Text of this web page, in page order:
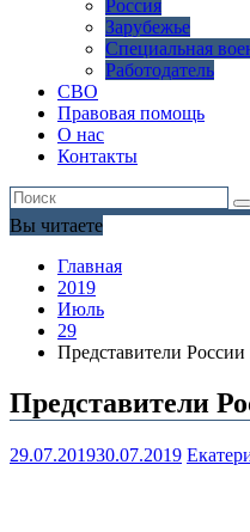
Россия
Зарубежье
Специальная
Работодатель
СВО
Правовая помощь
О нас
Контакты
Вы читаете
Главная
2019
Июль
29
Представители
Представители
29.07.201930.07.2019